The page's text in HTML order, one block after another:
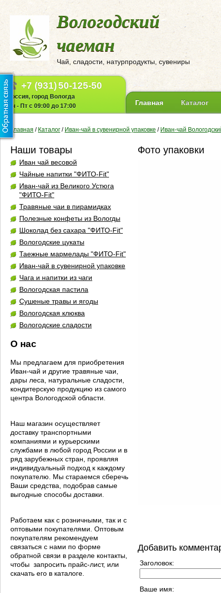
Вологодский
чаеман
Чай, сладости, натурпродукты, сувениры
+7 (931)50-125-50
Россия, город Вологда
Пн - Пт с 09:00 до 17:00
Главная Каталог
Главная / Каталог / Иван-чай в сувенирной упаковке / Иван-чай
Наши товары
Иван чай весовой
Чайные напитки "ФИТО-Fit"
Иван-чай из Великого Устюга
"ФИТО-Fit"
Травяные чаи в пирамидках
Полезные конфеты из Вологды
Шоколад без сахара "ФИТО-Fit"
Вологодские цукаты
Таежные мармелады "ФИТО-Fit"
Иван-чай в сувенирной упаковке
Чага и напитки из чаги
Вологодская пастила
Сушеные травы и ягоды
Вологодская клюква
Вологодские сладости
О нас
Мы предлагаем для приобретения
Иван-чай и другие травяные чаи,
дары леса, натуральные сладости,
кондитерскую продукцию из самого
центра Вологодской области.
Наш магазин осуществляет
доставку транспортными
компаниями и курьерскими
службами в любой город России и в
ряд зарубежных стран, проявляя
индивидуальный подход к каждому
покупателю. Мы стараемся сберечь
Ваши средства, подобрав самые
выгодные способы доставки.
Работаем как с розничными, так и с
оптовыми покупателями. Оптовым
покупателям рекомендуем
связаться с нами по форме
обратной связи в разделе контакты,
чтобы запросить прайс-лист, или
скачать его в каталоге.
Фото упаковки
Добавить
Заголовок:
Ваше имя: